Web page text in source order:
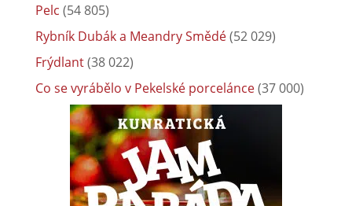
Pelc (54 805)
Rybník Dubák a Meandry Smědé(52 029)
Frýdlant(38 022)
Co se vyrábělo v Pekelské porcelánce(37 000)